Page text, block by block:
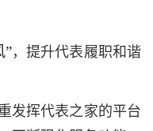
”，提升代表履职和谐
发挥代表之家的平台